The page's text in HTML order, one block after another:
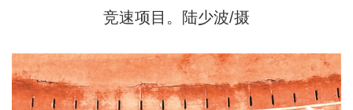
竞速项目。陆少波/摄